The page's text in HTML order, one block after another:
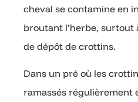
cheval se contamine en
broutant l’herbe, surtout
de dépôt de crottins.
Dans un pré où les
ramassés régulièrement